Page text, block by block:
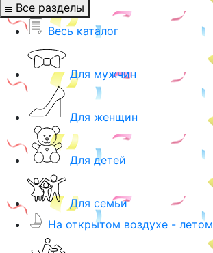
Все разделы
Весь каталог
Для мужчин
Для женщин
Для детей
Для семьи
На открытом воздухе - летом